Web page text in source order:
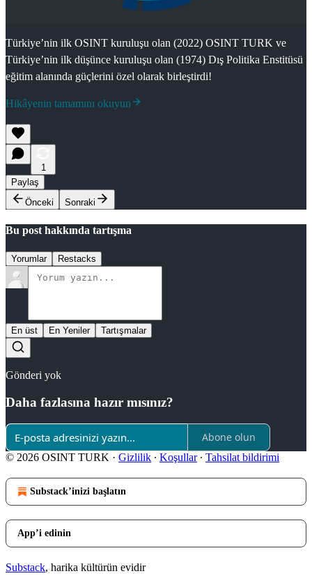
Türkiye’nin ilk OSINT kuruluşu olan (2022) OSINT TURK ve
Türkiye’nin ilk düşünce kuruluşu olan (1974) Dış Politika Enstitüsü
eğitim alanında güçlerini özel olarak birleştirdi!
Hikâyenin tamamını okuyun
1
Paylaş
Önceki
Sonraki
Bu post hakkında tartışma
Yorumlar Restacks
En üst En Yeniler Tartışmalar
Gönderi yok
Daha fazlasına hazır mısınız?
Abone olun
© 2026 OSINT TURK · Gizlilik ∙ Koşullar∙ Tahsilat bildirimi
Substack’inizi başlatın
App’i edinin
Substack, harika kültürün evidir